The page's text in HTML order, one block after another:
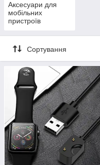
Аксесуари для
мобільних
пристроїв
Сортування